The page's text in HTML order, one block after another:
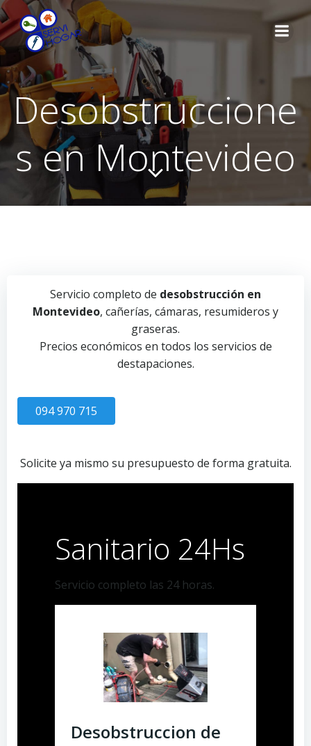
contenido
Desobstruccione
s en Montevideo
Servicio completo de desobstrucción en
Montevideo, cañerías, cámaras, resumideros y
graseras.
Precios económicos en todos los servicios de
destapaciones.
094 970 715
Solicite ya mismo su presupuesto de forma gratuita.
Sanitario 24Hs
Servicio completo las 24 horas.
Desobstruccion de